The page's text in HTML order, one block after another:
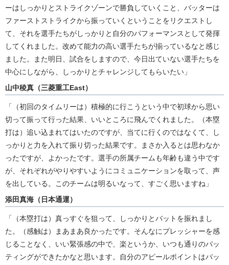
ーはしっかりとストライクゾーンで勝負していくこと、バッターは
ファーストストライクから振っていくということをリクエストし
て、それを選手たちがしっかりと自分のパフォーマンスとして発揮
してくれました。改めて能力の高い選手たちが揃っているなと感じ
ました。また明日、試合をしますので、今日出ていない選手たちを
中心にしながら、しっかりとチャレンジしてもらいたい」
山中稜真（三菱重工East）
「（初回のタイムリーは）積極的に行こうという中で初球から思い
切って振って行った結果、いいところに飛んでくれました。（本塁
打は）追い込まれてはいたのですが、当てに行くのではなくて、し
っかりと力を入れて振り切った結果です。まさか入るとは思わなか
ったですが、よかったです。選手の所属チームも年齢も違う中です
が、それぞれがやりやすいようにコミュニケーションを取って、声
を出している。このチームは明るいなって、すごく思いますね」
添田真海（日本通運）
「（本塁打は）真っすぐを狙って、しっかりとバットを振れまし
た。（感触は）まあまあ良かったです。そんなにプレッシャーを感
じることなく、いい緊張感の中で、楽というか、いつも通りのバッ
ティングができたかなと思います。自分のアピールポイントはバッ